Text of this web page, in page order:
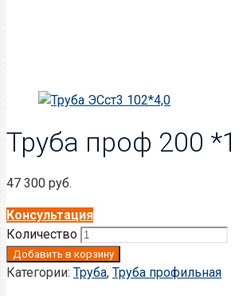
Труба проф 200
47 300 руб.
Консультация
Количество
Добавить в корзину
Категории: Труба, Труба профильная